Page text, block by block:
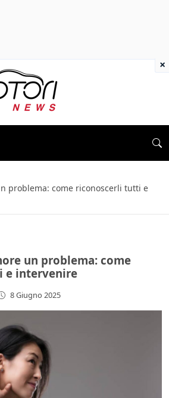
problema: come riconoscerli tutti e
un problema: come
e intervenire
8 Giugno 2025
×